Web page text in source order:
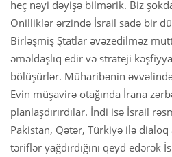
heç nəyi dəyişə bilmərik. Biz
Onilliklər ərzində İsrail sadə bir
Birləşmiş Ştatlar əvəzedilməz
əməldaşlıq edir və strateji
bölüşürlər. Müharibənin
Evin müşavirə otağında İrana
planlaşdırırdılar. İndi isə İsrail
Pakistan, Qətər, Türkiyə ilə
təriflər yağdırdığını qeyd edərək